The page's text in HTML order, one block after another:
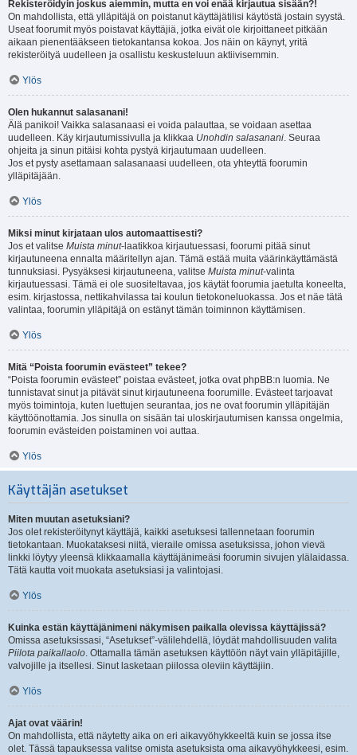
Rekisteröidyin joskus aiemmin, mutta en voi enää kirjautua sisään?!
On mahdollista, että ylläpitäjä on poistanut käyttäjätilisi käytöstä jostain syystä.
Useat foorumit myös poistavat käyttäjiä, jotka eivät ole kirjoittaneet pitkään
aikaan pienentääkseen tietokantansa kokoa. Jos näin on käynyt, yritä
rekisteröityä uudelleen ja osallistu keskusteluun aktiivisemmin.
Ylös
Olen hukannut salasanani!
Älä panikoi! Vaikka salasanaasi ei voida palauttaa, se voidaan asettaa
uudelleen. Käy kirjautumissivulla ja klikkaa Unohdin salasanani. Seuraa
ohjeita ja sinun pitäisi kohta pystyä kirjautumaan uudelleen.
Jos et pysty asettamaan salasanaasi uudelleen, ota yhteyttä foorumin
ylläpitäjään.
Ylös
Miksi minut kirjataan ulos automaattisesti?
Jos et valitse Muista minut-laatikkoa kirjautuessasi, foorumi pitää sinut
kirjautuneena ennalta määritellyn ajan. Tämä estää muita väärinkäyttämästä
tunnuksiasi. Pysyäksesi kirjautuneena, valitse Muista minut-valinta
kirjautuessasi. Tämä ei ole suositeltavaa, jos käytät foorumia jaetulta koneelta,
esim. kirjastossa, nettikahvilassa tai koulun tietokoneluokassa. Jos et näe tätä
valintaa, foorumin ylläpitäjä on estänyt tämän toiminnon käyttämisen.
Ylös
Mitä “Poista foorumin evästeet” tekee?
“Poista foorumin evästeet” poistaa evästeet, jotka ovat phpBB:n luomia. Ne
tunnistavat sinut ja pitävät sinut kirjautuneena foorumille. Evästeet tarjoavat
myös toimintoja, kuten luettujen seurantaa, jos ne ovat foorumin ylläpitäjän
käyttöönottamia. Jos sinulla on sisään tai uloskirjautumisen kanssa ongelmia,
foorumin evästeiden poistaminen voi auttaa.
Ylös
Käyttäjän asetukset
Miten muutan asetuksiani?
Jos olet rekisteröitynyt käyttäjä, kaikki asetuksesi tallennetaan foorumin
tietokantaan. Muokataksesi niitä, vieraile omissa asetuksissa, johon vievä
linkki löytyy yleensä klikkaamalla käyttäjänimeäsi foorumin sivujen ylälaidassa.
Tätä kautta voit muokata asetuksiasi ja valintojasi.
Ylös
Kuinka estän käyttäjänimeni näkymisen paikalla olevissa käyttäjissä?
Omissa asetuksissasi, “Asetukset”-välilehdellä, löydät mahdollisuuden valita
Piilota paikallaolo. Ottamalla tämän asetuksen käyttöön näyt vain ylläpitäjille,
valvojille ja itsellesi. Sinut lasketaan piilossa oleviin käyttäjiin.
Ylös
Ajat ovat väärin!
On mahdollista, että näytetty aika on eri aikavyöhykkeeltä kuin se jossa itse
olet. Tässä tapauksessa valitse omista asetuksista oma aikavyöhykkeesi, esim.